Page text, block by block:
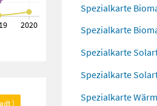
)
Spezialkarte
Spezialkarte
Spezialkarte
Spezialkarte
Spezialkarte